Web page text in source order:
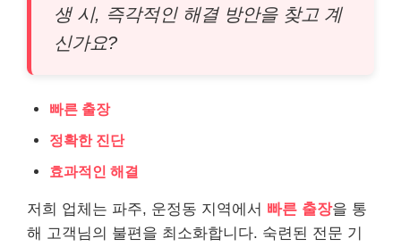
생 시, 즉각적인 해결 방안을 찾고 계
신가요?
빠른 출장
정확한 진단
효과적인 해결
저희 업체는 파주, 운정동 지역에서 빠른 출장을 통
해 고객님의 불편을 최소화합니다. 숙련된 전문 기